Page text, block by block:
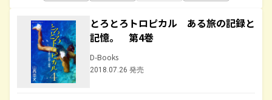
とろとろトロピカル ある旅の記録と
記憶。 第4巻
D-Books
2018.07.26 発売